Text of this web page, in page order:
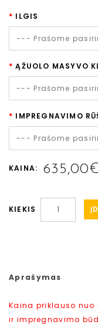
ILGIS
--- Prašome
ĄŽUOLO MASYVO
--- Prašome
IMPREGNAVIMO
--- Prašome
KAINA: 635,00€
KIEKIS
Aprašymas
Kaina priklauso nuo
ir impregnavimo